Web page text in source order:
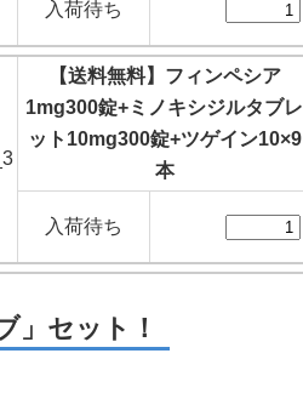
入荷待ち
【送料無料】フィンペシア
1mg300錠+ミノキシジルタブレ
ット10mg300錠+ツゲイン10×9
本
入荷待ち
」セット！